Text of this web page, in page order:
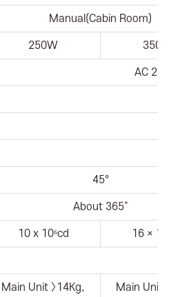
Manual(Cabin Room)
250W
AC
45°
About 365˚
10 x 10⁶cd 16 ×
Main Unit 〉14Kg,
Main Unit